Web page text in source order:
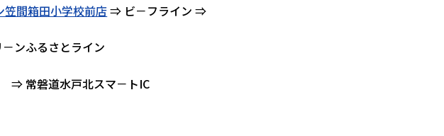
笠間箱田小学校前店 ⇒ ビ－フライン ⇒
ンふるさとライン
⇒ 常磐道水戸北スマ－トIC